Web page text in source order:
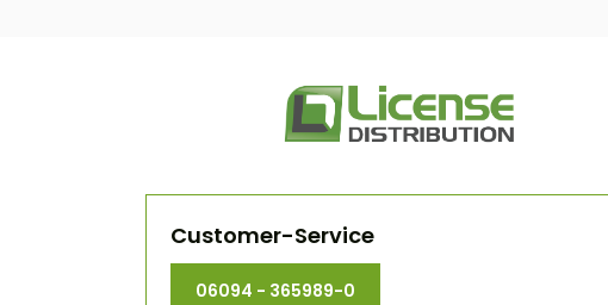
Customer-Service
06094 - 365989-0